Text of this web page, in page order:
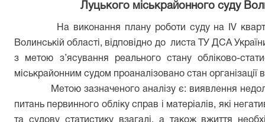
Луцького міськрайонного суду
На виконання плану роботи суду на ІV
Волинській області, відповідно до листа ТУ ДСА
з метою з’ясування реального стану обліково-
міськрайонним судом проаналізовано стан організації
Метою зазначеного аналізу є: виявлення
питань первинного обліку справ і матеріалів, які
та судову статистику взагалі, а також вжиття